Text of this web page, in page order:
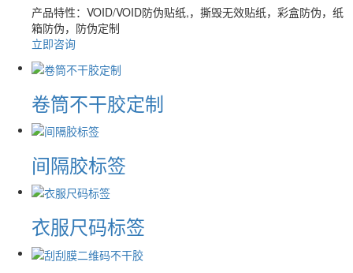
产品特性： VOID/VOID防伪贴纸,，撕毁无效贴纸，彩盒防伪，纸
箱防伪，防伪定制
立即咨询
卷筒不干胶定制
间隔胶标签
衣服尺码标签